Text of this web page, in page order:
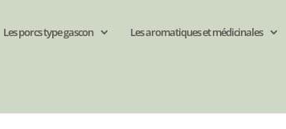
Les porcs type gascon Les aromatiques et médicinales